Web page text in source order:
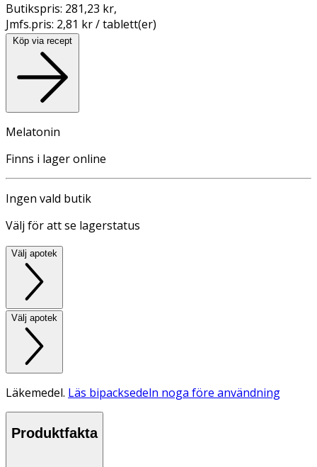
Butikspris: 281,23 kr,
Jmfs.pris: 2,81 kr / tablett(er)
Köp via recept
Melatonin
Finns i lager online
Ingen vald butik
Välj för att se lagerstatus
Välj apotek
Välj apotek
Läkemedel. Läs bipacksedeln noga före användning
Produktfakta